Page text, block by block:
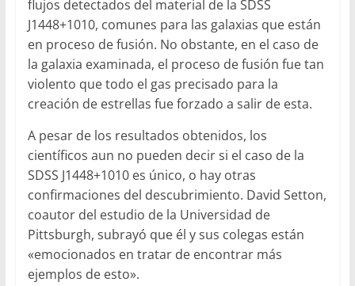
flujos detectados del material de la SDSS
J1448+1010, comunes para las galaxias que están
en proceso de fusión. No obstante, en el caso de
la galaxia examinada, el proceso de fusión fue tan
violento que todo el gas precisado para la
creación de estrellas fue forzado a salir de esta.
A pesar de los resultados obtenidos, los
científicos aun no pueden decir si el caso de la
SDSS J1448+1010 es único, o hay otras
confirmaciones del descubrimiento. David Setton,
coautor del estudio de la Universidad de
Pittsburgh, subrayó que él y sus colegas están
«emocionados en tratar de encontrar más
ejemplos de esto».